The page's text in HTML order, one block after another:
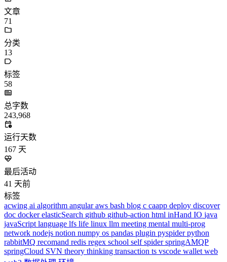
文章
71
分类
13
标签
58
总字数
243,968
运行天数
167 天
最后活动
41 天前
标签
acwing
docdockerelasticSearchgithubgithub-actionhtmlinHandIOjava
javaScriptlanguagelfslifelinuxllmmeetingmentalmulti-prog
networknodejsnotionnumpyospandaspluginpyspiderpython
rabbitMQrecomandredisregexschoolselfspiderspringAMQP
springCloudSVNtheorythinkingtransactiontsvscodewalletweb
web3数据处理环境